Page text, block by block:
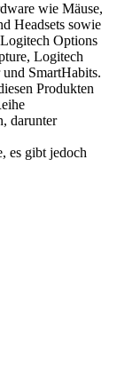
wie Mäuse,
Headsets sowie
Options
Logitech
SmartHabits.
Produkten
darunter
es gibt jedoch